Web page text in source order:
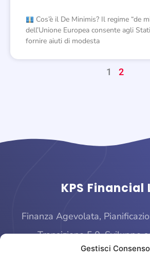
Gestisci Consenso
Cos’è il De Minimis? Il regime “de
dell’Unione Europea consente agli
fornire aiuti di modesta
1 2
KPS Financial
Finanza Agevolata,
Transizione 5.0, Sviluppo